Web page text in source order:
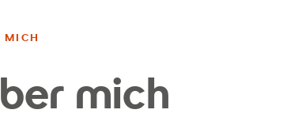
MICH
mich